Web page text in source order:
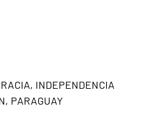
INDEPENDENCIA
PARAGUAY